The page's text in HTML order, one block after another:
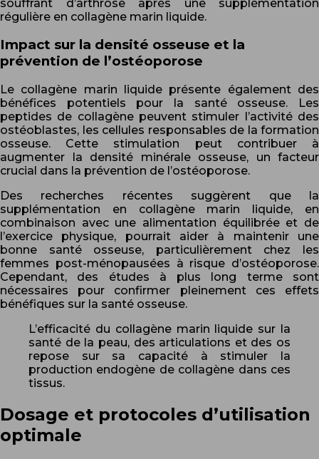
souffrant d’arthrose après une supplémentation
régulière en collagène marin liquide.
Impact sur la densité osseuse et la
prévention de l’ostéoporose
Le collagène marin liquide présente également des
bénéfices potentiels pour la santé osseuse. Les
peptides de collagène peuvent stimuler l’activité des
ostéoblastes, les cellules responsables de la formation
osseuse. Cette stimulation peut contribuer à
augmenter la densité minérale osseuse, un facteur
crucial dans la prévention de l’ostéoporose.
Des recherches récentes suggèrent que la
supplémentation en collagène marin liquide, en
combinaison avec une alimentation équilibrée et de
l’exercice physique, pourrait aider à maintenir une
bonne santé osseuse, particulièrement chez les
femmes post-ménopausées à risque d’ostéoporose.
Cependant, des études à plus long terme sont
nécessaires pour confirmer pleinement ces effets
bénéfiques sur la santé osseuse.
L’efficacité du collagène marin liquide sur la
santé de la peau, des articulations et des os
repose sur sa capacité à stimuler la
production endogène de collagène dans ces
tissus.
Dosage et protocoles d’utilisation
optimale